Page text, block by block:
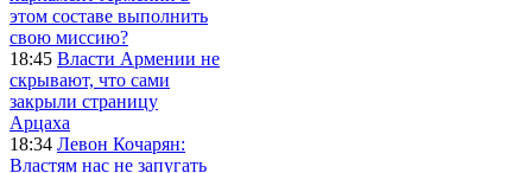
этом составе выполнить
свою миссию?
18:45 Власти Армении не
скрывают, что сами
закрыли страницу
Арцаха
18:34 Левон Кочарян:
Властям нас не запугать